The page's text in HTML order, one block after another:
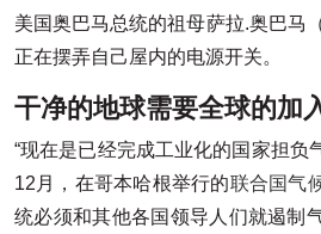
美国奥巴马总统的祖母萨拉.奥巴马
正在摆弄自己屋内的电源开关。
干净的地球需要全球的加
“现在是已经完成工业化的国家担负
12月，在哥本哈根举行的联合国气
统必须和其他各国领导人们就遏制